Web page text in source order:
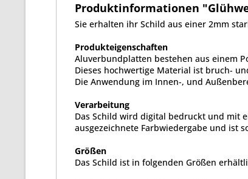
Produktinformationen
Sie erhalten ihr Schild aus einer 2mm
Produkteigenschaften
Aluverbundplatten bestehen aus einem
Dieses hochwertige Material ist bruch-
Die Anwendung im Innen-, und
Verarbeitung
Das Schild wird digital bedruckt und mit
ausgezeichnete Farbwiedergabe und ist
Größen
Das Schild ist in folgenden Größen